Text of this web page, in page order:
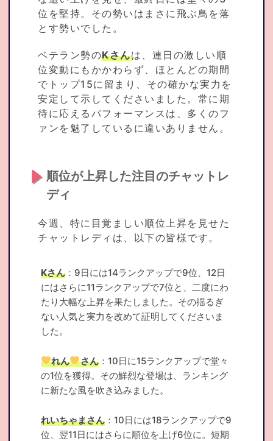
位を堅持。その勢いはまさに飛ぶ鳥を落
とす勢いでした。
ベテラン勢のKさんは、連日の激しい順
位変動にもかかわらず、ほとんどの期間
でトップ15に留まり、その確かな実力を
安定して示してくださいました。常に期
待に応えるパフォーマンスは、多くのフ
ァンを魅了しているに違いありません。
順位が上昇した注目のチャットレ
ディ
今週、特に目覚ましい順位上昇を見せた
チャットレディは、以下の皆様です。
Kさん ：9日には14ランクアップで9位、12日
にはさらに11ランクアップで7位と、二度にわ
たり大幅な上昇を果たしました。その揺るぎ
ない人気と実力を改めて証明してくださいま
した。
れん さん：10日に15ランクアップで堂々
の1位を獲得。その鮮烈な登場は、ランキング
に新たな風を吹き込みました。
れいちゃまさん ：10日には18ランクアップで9
位、翌11日にはさらに順位を上げ6位に。短期